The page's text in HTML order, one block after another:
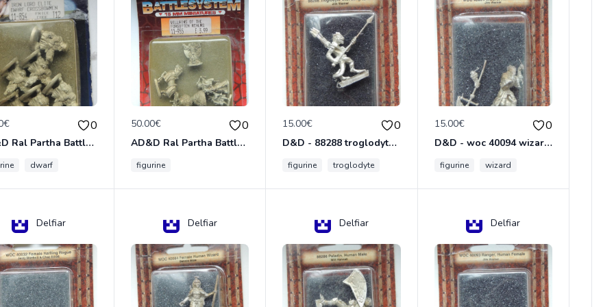
0
AD&D Ral Partha Battlesystem Miniatures Pack Iron Lord Dwarf Crossbowmen 11-854
dwarf
50.00€ 0
AD&D Ral Partha Battlesystem Villains/Forgotten Realms 11-955 Miniatures
figurine
15.00€ 0
D&D - 88288 troglodyte with long Miniature - Donjons Dragons
figurine troglodyte
15.00€ 0
D&D - woc 40094 wizard human male Miniature - Donjons Dragons
figurine wizard
Delfiar Delfiar Delfiar Delfiar